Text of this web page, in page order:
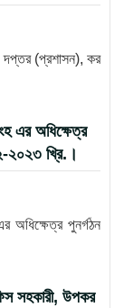
দপ্তর (প্রশাসন), কর
এর অধিক্ষেত্র
২০২৩ খ্রি.।
অধিক্ষেত্র পুনর্গঠন
সহকারী, উপকর